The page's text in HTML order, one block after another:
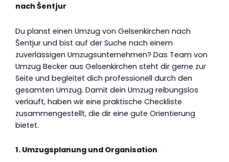
nach Šentjur
Du planst einen Umzug von Gelsenkirchen nach
Šentjur und bist auf der Suche nach einem
zuverlässigen Umzugsunternehmen? Das Team von
Umzug Becker aus Gelsenkirchen steht dir gerne zur
Seite und begleitet dich professionell durch den
gesamten Umzug. Damit dein Umzug reibungslos
verläuft, haben wir eine praktische Checkliste
zusammengestellt, die dir eine gute Orientierung
bietet.
1. Umzugsplanung und Organisation